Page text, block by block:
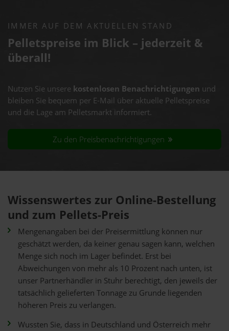
IMMER AUF DEM AKTUELLEN STAND
Pelletspreise im Blick – jederzeit &
überall!
Nutzen Sie unsere kostenlosen Benachrichtigungen und
bleiben Sie bequem per E-Mail über aktuelle Pelletspreise
und die Lage am Pelletsmarkt informiert.
Zu den Preisbenachrichtigungen
Wissenswertes zur Online-Bestellung
und zum Pellets-Preis
Mengenangaben bei der Preisermittlung können nur
geschätzt werden, da keiner genau sagen kann, welchen
Menge sich noch im Lager befindet. Erst bei
Abweichungen von mehr als 10 Prozent nach unten, ist
unser Partnerhändler in Stuhr berechtigt, den jeweils der
tatsächlich gelieferten Tonnage zu Grunde liegenden
höheren Preis zu verlangen.
Wussten Sie, dass in Deutschland und Österreich mehr